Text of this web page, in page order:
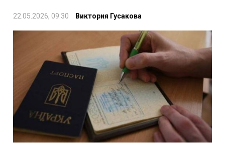
22.05.2026, 09:30 Виктория Гусакова